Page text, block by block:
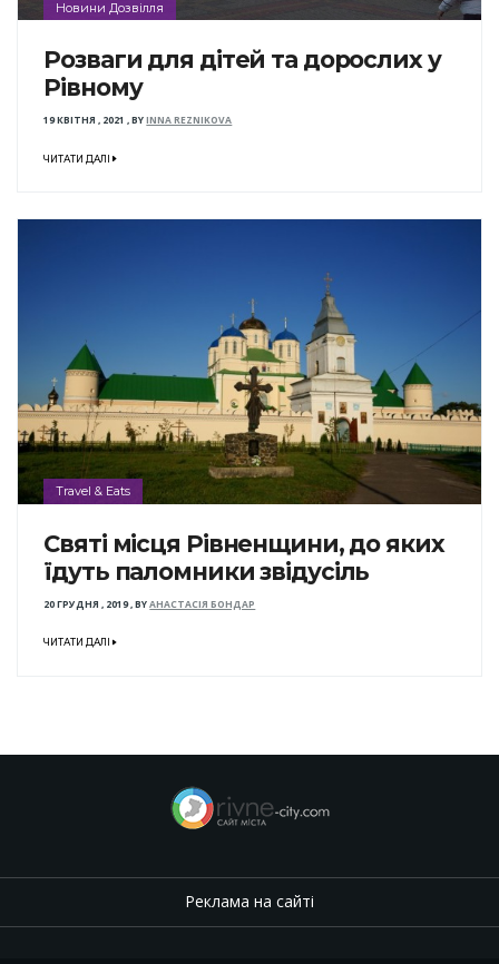
Новини Дозвілля
Розваги для дітей та дорослих у
Рівному
19 КВІТНЯ , 2021 ,BYINNA REZNIKOVA
ЧИТАТИ ДАЛІ
Travel & Eats
Святі місця Рівненщини, до яких
їдуть паломники звідусіль
20 ГРУДНЯ , 2019,BYАНАСТАСІЯ БОНДАР
ЧИТАТИ ДАЛІ
Реклама на сайті